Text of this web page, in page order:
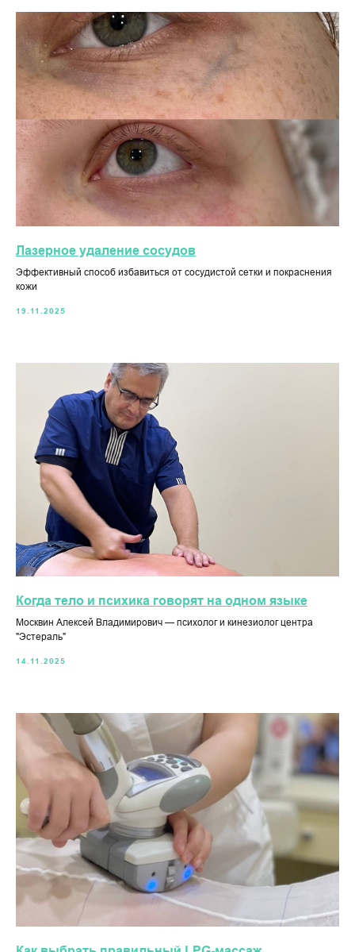
Лазерное удаление сосудов
Эффективный способ избавиться от сосудистой сетки и покраснения
кожи
19.11.2025
Когда тело и психика говорят на одном языке
Москвин Алексей Владимирович — психолог и кинезиолог центра
"Эстераль"
14.11.2025